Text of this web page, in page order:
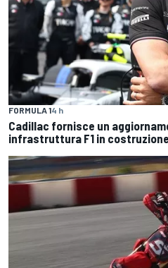
FORMULA 14 h
Cadillac fornisce un
infrastruttura F1 in costruzione